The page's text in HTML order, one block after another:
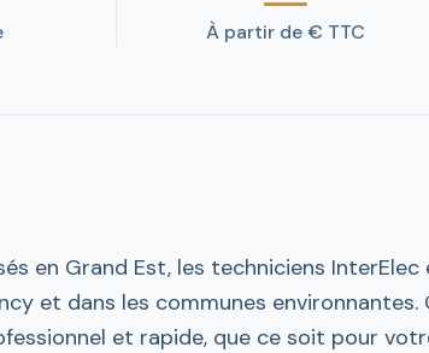
À partir de € TTC
en Grand Est, les techniciens
et dans les communes
et rapide, que ce soit pour